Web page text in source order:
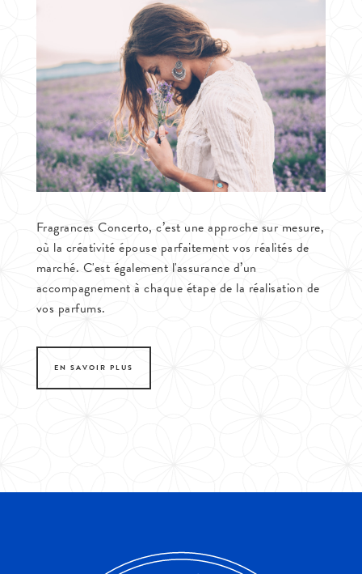
Fragrances Concerto, c’est une approche sur mesure,
où la créativité épouse parfaitement vos réalités de
marché. C'est également l'assurance d’un
accompagnement à chaque étape de la réalisation de
vos parfums.
EN SAVOIR PLUS